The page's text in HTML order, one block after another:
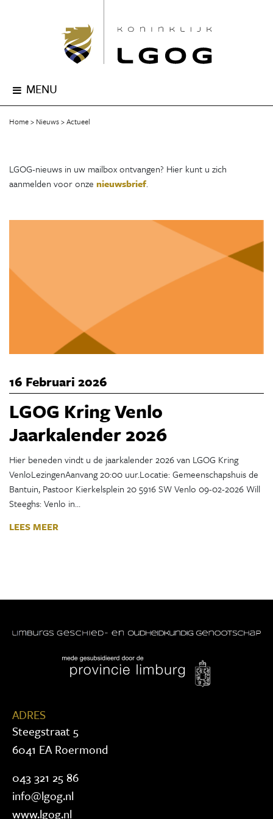
MENU
Home Nieuws Actueel
LGOG-nieuws in uw mailbox ontvangen? Hier kunt u zich
aanmelden voor onze nieuwsbrief.
16 Februari 2026
LGOG Kring Venlo
Jaarkalender 2026
Hier beneden vindt u de jaarkalender 2026 van LGOG Kring
VenloLezingenAanvang 20:00 uur.Locatie: Gemeenschapshuis de
Bantuin, Pastoor Kierkelsplein 20 5916 SW Venlo 09-02-2026 Will
Steeghs: Venlo in…
LEES MEER
ADRES
Steegstraat 5
6041 EA Roermond
043 321 25 86
info@lgog.nl
www.lgog.nl